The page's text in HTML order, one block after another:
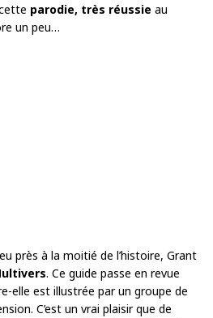
parodie, très réussie au
un peu…
près à la moitié de l’histoire, Grant
. Ce guide passe en revue
elle est illustrée par un groupe de
C’est un vrai plaisir que de